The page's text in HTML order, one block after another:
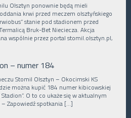
Olsztyn ponownie będą mieli
krwi przed meczem olsztyńskiego
stanie pod stadionem przed
Bruk-Bet Nieciecza. Akcja
wspólnie przez portal stomil.olsztyn.pl,
– numer 184
Stomil Olsztyn – Okocimski KS
można kupić 184 numer kibicowskiej
Stadion”. O to co ukaże się w aktualnym
Zapowiedź spotkania […]